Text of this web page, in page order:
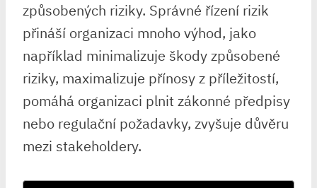
způsobených riziky. Správné řízení rizik
přináší organizaci mnoho výhod, jako
například minimalizuje škody způsobené
riziky, maximalizuje přínosy z příležitostí,
pomáhá organizaci plnit zákonné předpisy
nebo regulační požadavky, zvyšuje důvěru
mezi stakeholdery.